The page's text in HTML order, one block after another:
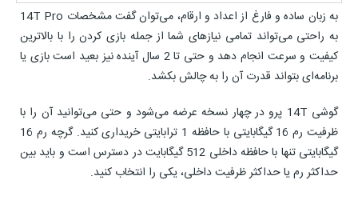
به زبان ساده و فارغ از اعداد و ارقام، می‌توان گفت مشخصات 14T Pro
به راحتی می‌تواند تمامی نیازهای شما از جمله بازی کردن را با بالاترین
کیفیت و سرعت انجام دهد و حتی تا 2 سال آینده نیز بعید است بازی یا
برنامه‌ای بتواند قدرت آن را به چالش بکشد.
گوشی 14T پرو در چهار نسخه عرضه می‌شود و حتی می‌توانید آن را با
ظرفیت رم 16 گیگابایتی با حافظه 1 ترابایتی خریداری کنید. گرچه رم 16
گیگابایتی تنها با حافظه داخلی 512 گیگابایت در دسترس است و باید بین
حداکثر رم یا حداکثر ظرفیت داخلی، یکی را انتخاب کنید.